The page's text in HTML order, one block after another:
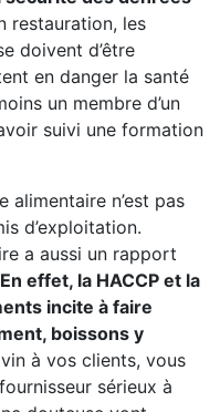
restauration, les
doivent d’être
en danger la santé
un membre d’un
suivi une formation
alimentaire n’est pas
d’exploitation.
a aussi un rapport
En effet, la HACCP et la
incite à faire
boissons y
à vos clients, vous
sérieux à